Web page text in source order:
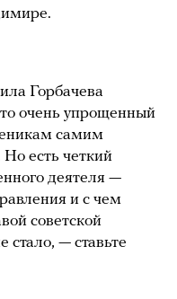
Горбачева
очень упрощенный
самим
Но есть четкий
деятеля —
и с чем
советской
— ставьте